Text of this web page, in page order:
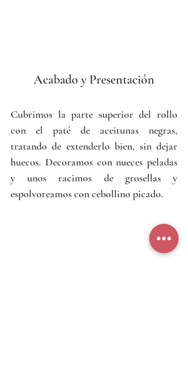
Acabado y Presentación
Cubrimos la parte superior del rollo
con el paté de aceitunas negras,
tratando de extenderlo bien, sin dejar
huecos. Decoramos con nueces peladas
y unos racimos de grosellas y
espolvoreamos con cebollino picado.